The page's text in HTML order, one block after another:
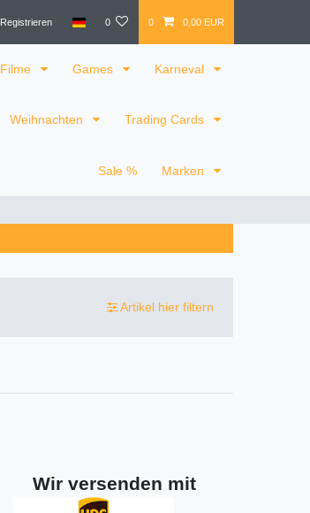
Registrieren 0 0 0,00 EUR
Filme Games Karneval
Weihnachten Trading Cards
Sale % Marken
Artikel hier filtern
Wir versenden mit